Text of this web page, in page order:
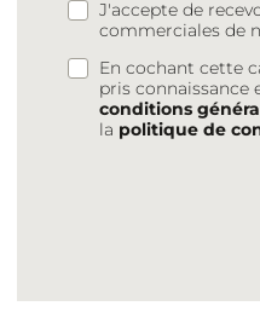
J'accepte de
commerciales de
En cochant cette
pris connaissance
conditions
la politique de